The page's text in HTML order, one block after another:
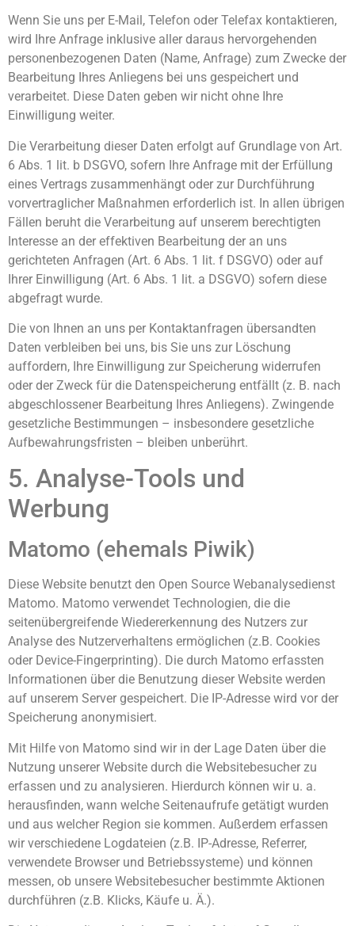
Wenn Sie uns per E-Mail, Telefon oder Telefax kontaktieren,
wird Ihre Anfrage inklusive aller daraus hervorgehenden
personenbezogenen Daten (Name, Anfrage) zum Zwecke der
Bearbeitung Ihres Anliegens bei uns gespeichert und
verarbeitet. Diese Daten geben wir nicht ohne Ihre
Einwilligung weiter.
Die Verarbeitung dieser Daten erfolgt auf Grundlage von Art.
6 Abs. 1 lit. b DSGVO, sofern Ihre Anfrage mit der Erfüllung
eines Vertrags zusammenhängt oder zur Durchführung
vorvertraglicher Maßnahmen erforderlich ist. In allen übrigen
Fällen beruht die Verarbeitung auf unserem berechtigten
Interesse an der effektiven Bearbeitung der an uns
gerichteten Anfragen (Art. 6 Abs. 1 lit. f DSGVO) oder auf
Ihrer Einwilligung (Art. 6 Abs. 1 lit. a DSGVO) sofern diese
abgefragt wurde.
Die von Ihnen an uns per Kontaktanfragen übersandten
Daten verbleiben bei uns, bis Sie uns zur Löschung
auffordern, Ihre Einwilligung zur Speicherung widerrufen
oder der Zweck für die Datenspeicherung entfällt (z. B. nach
abgeschlossener Bearbeitung Ihres Anliegens). Zwingende
gesetzliche Bestimmungen – insbesondere gesetzliche
Aufbewahrungsfristen – bleiben unberührt.
5. Analyse-Tools und
Werbung
Matomo (ehemals Piwik)
Diese Website benutzt den Open Source Webanalysedienst
Matomo. Matomo verwendet Technologien, die die
seitenübergreifende Wiedererkennung des Nutzers zur
Analyse des Nutzerverhaltens ermöglichen (z.B. Cookies
oder Device-Fingerprinting). Die durch Matomo erfassten
Informationen über die Benutzung dieser Website werden
auf unserem Server gespeichert. Die IP-Adresse wird vor der
Speicherung anonymisiert.
Mit Hilfe von Matomo sind wir in der Lage Daten über die
Nutzung unserer Website durch die Websitebesucher zu
erfassen und zu analysieren. Hierdurch können wir u. a.
herausfinden, wann welche Seitenaufrufe getätigt wurden
und aus welcher Region sie kommen. Außerdem erfassen
wir verschiedene Logdateien (z.B. IP-Adresse, Referrer,
verwendete Browser und Betriebssysteme) und können
messen, ob unsere Websitebesucher bestimmte Aktionen
durchführen (z.B. Klicks, Käufe u. Ä.).